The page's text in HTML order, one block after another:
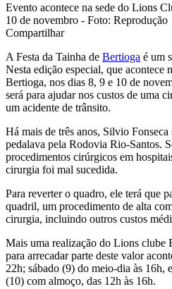
Evento acontece na sede do Lions
10 de novembro - Foto: Reprodução
Compartilhar
A Festa da Tainha de Bertioga é um
Nesta edição especial, que acontece
Bertioga, nos dias 8, 9 e 10 de
será para ajudar nos custos de uma
um acidente de trânsito.
Há mais de três anos, Silvio
pedalava pela Rodovia Rio-Santos.
procedimentos cirúrgicos em
cirurgia foi mal sucedida.
Para reverter o quadro, ele terá que
quadril, um procedimento de alta
cirurgia, incluindo outros custos
Mais uma realização do Lions clube
para arrecadar parte deste valor
22h; sábado (9) do meio-dia às 16h,
(10) com almoço, das 12h às 16h.